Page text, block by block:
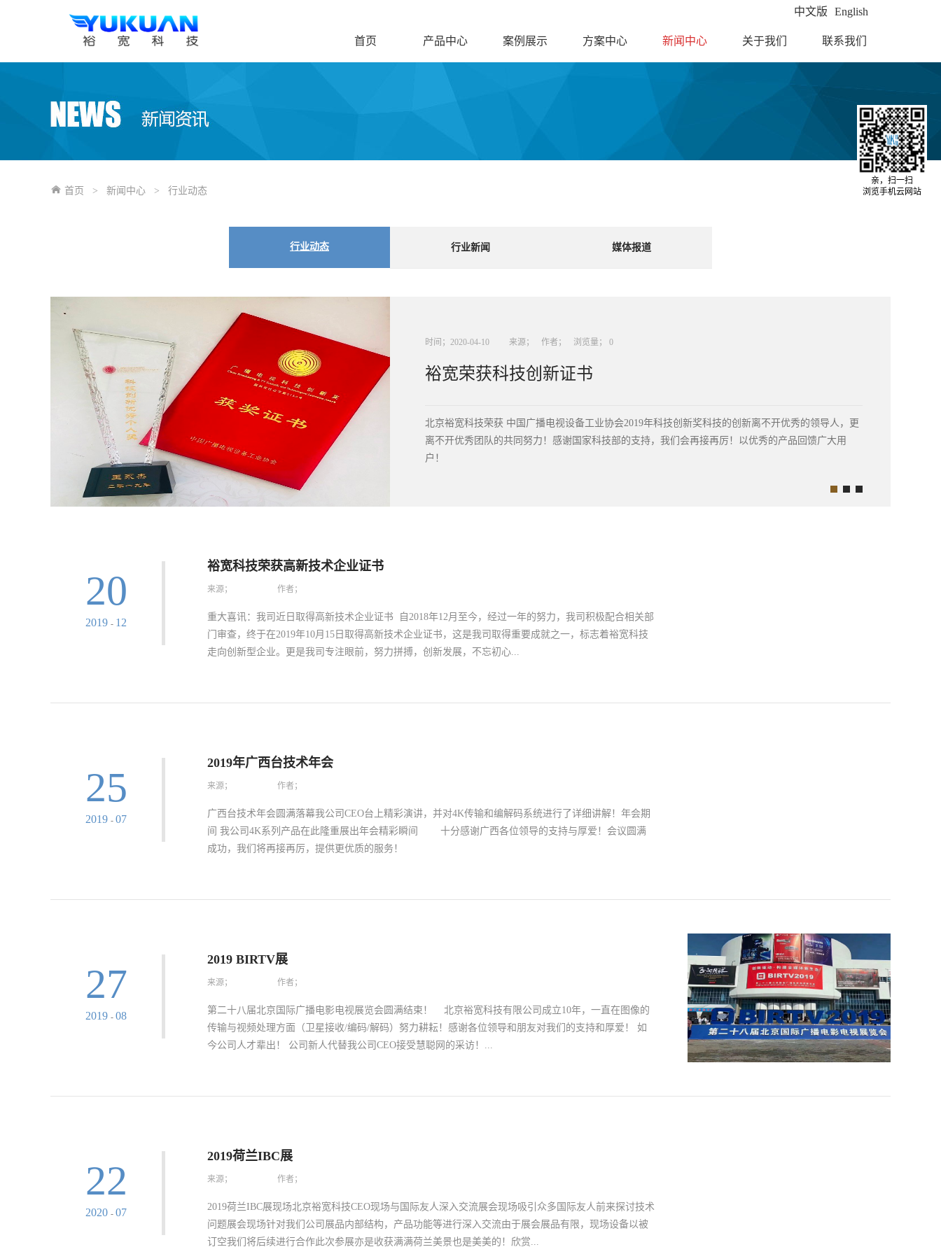
中文版 English
首页 产品中心 案例展示 方案中心 新闻中心 关于我们 联系我们
首页 > 新闻中心 > 行业动态
行业动态 行业新闻 媒体报道
时间； 2020-04-10 来源； 作者； 浏览量； 0
裕宽荣获科技创新证书
北京裕宽科技荣获 中国广播电视设备工业协会2019年科技创新奖科技的创新离不开优秀的领导人，更
离不开优秀团队的共同努力！感谢国家科技部的支持，我们会再接再厉！以优秀的产品回馈广大用
户！
20
2019 - 12
裕宽科技荣获高新技术企业证书
来源； 作者；
重大喜讯：我司近日取得高新技术企业证书 自2018年12月至今，经过一年的努力，我司积极配合相关部
门审查，终于在2019年10月15日取得高新技术企业证书，这是我司取得重要成就之一，标志着裕宽科技
走向创新型企业。更是我司专注眼前，努力拼搏，创新发展，不忘初心...
，砥砺前行的见证 2019年10月15日，全国高新技术企业认定管理工作领导小组审核通过，经北京市认
基础上，对于高新技术企业的概念问题可以从2016 年国家修订印发的《高新技术企业认定管理办法》来
内，持续进行研究开发与技术成果转化，形成企业核心自主知识产权，并以此为基础开展经营活动的居
民企业，是知识密集、技术密集的经济实体。 认定高新技术企业是公司今年的年度重点任务，由财务
部、商务部、科技研发中心牵头；为保证高新技术企业顺利认证，公司专门组建了攻关团队，攻坚克
难。财务负责人商务负责人为该团队的主要负责人。该团队加班加点，日夜奋战，对我公司近三年形成
展了相关认定材料的梳理工作。 此次高新技术企业评定是对裕宽科技的肯定，不仅提高了品牌形象，更
25
2019 - 07
2019年广西台技术年会
来源； 作者；
广西台技术年会圆满落幕我公司CEO台上精彩演讲，并对4K传输和编解码系统进行了详细讲解！年会期
间 我公司4K系列产品在此隆重展出年会精彩瞬间 十分感谢广西各位领导的支持与厚爱！会议圆满
成功，我们将再接再厉，提供更优质的服务！
27
2019 - 08
2019 BIRTV展
来源； 作者；
第二十八届北京国际广播电影电视展览会圆满结束！ 北京裕宽科技有限公司成立10年，一直在图像的
传输与视频处理方面（卫星接收/编码/解码）努力耕耘！感谢各位领导和朋友对我们的支持和厚爱！ 如
今公司人才辈出！ 公司新人代替我公司CEO接受慧聪网的采访！...
我们将继续努力奋斗，将高标清的设备努力改进并做进一步的完善，我们将在4Ｋ视频方面投入更多的
22
2020 - 07
2019荷兰IBC展
来源； 作者；
2019荷兰IBC展现场北京裕宽科技CEO现场与国际友人深入交流展会现场吸引众多国际友人前来探讨技术
问题展会现场针对我们公司展品内部结构，产品功能等进行深入交流由于展会展品有限，现场设备以被
订空我们将后续进行合作此次参展亦是收获满满荷兰美景也是美美的！欣赏...
亲，扫一扫
浏览手机云网站